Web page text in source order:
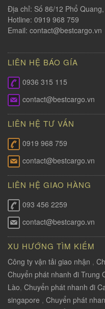
Địa chỉ: Số 86/12 Phổ
Hotline: 0919 968 759
Email: contact@bestcargo.vn
LIÊN HỆ BÁO GÍA
0936 315 115
contact@bestcargo.vn
LIÊN HỆ TƯ VẤN
0919 968 759
contact@bestcargo.vn
LIÊN HỆ GIAO HÀNG
093 456 2259
contact@bestcargo.vn
XU HƯỚNG TÌM KIẾM
Công ty vận tải giao nhận ,
Chuyển phát nhanh đi Trung
Lào, Chuyển phát nhanh đi
singapore , Chuyển phát